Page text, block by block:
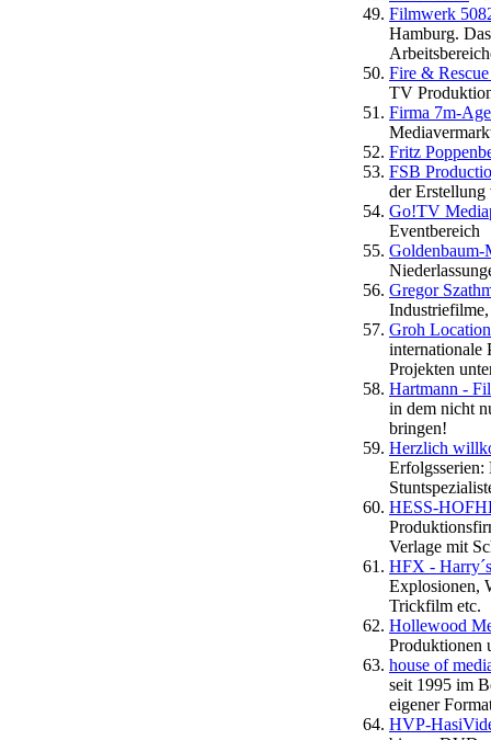
Filmwerk
Hamburg.
Fire &
TV
Firma 7m-
Fritz
FSB
der
Go!TV
Eventbereich
Goldenbaum-
Gregor
Groh
internationale
Projekten
Hartmann -
in dem nicht
bringen!
Herzlich
Erfolgsserien:
HESS-
Verlage mit
HFX -
Explosionen,
Trickfilm etc.
Hollewood
Produktionen
house of
seit 1995 im
eigener
HVP-